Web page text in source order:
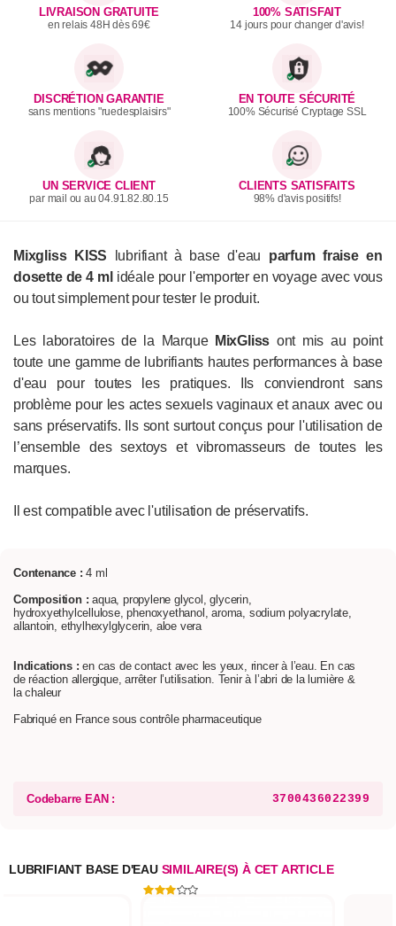
LIVRAISON GRATUITE
en relais 48H dès 69€
100% SATISFAIT
14 jours pour changer d'avis!
DISCRÉTION GARANTIE
sans mentions "ruedesplaisirs"
EN TOUTE SÉCURITÉ
100% Sécurisé Cryptage SSL
UN SERVICE CLIENT
par mail ou au 04.91.82.80.15
CLIENTS SATISFAITS
98% d'avis positifs!
Mixgliss KISS lubrifiant à base d'eau parfum fraise en
dosette de 4 ml idéale pour l'emporter en voyage avec vous
ou tout simplement pour tester le produit.
Les laboratoires de la Marque MixGliss ont mis au point
toute une gamme de lubrifiants hautes performances à base
d'eau pour toutes les pratiques. Ils conviendront sans
problème pour les actes sexuels vaginaux et anaux avec ou
sans préservatifs. Ils sont surtout conçus pour l'utilisation de
l’ensemble des sextoys et vibromasseurs de toutes les
marques.
Il est compatible avec l'utilisation de préservatifs.
Contenance : 4 ml
Composition : aqua, propylene glycol, glycerin,
hydroxyethylcellulose, phenoxyethanol, aroma, sodium polyacrylate,
allantoin, ethylhexylglycerin, aloe vera
Indications : en cas de contact avec les yeux, rincer à l’eau. En cas
de réaction allergique, arrêter l’utilisation. Tenir à l’abri de la lumière &
la chaleur
Fabriqué en France sous contrôle pharmaceutique
Codebarre EAN : 3700436022399
LUBRIFIANT BASE D'EAUSIMILAIRE(S) À CET ARTICLE